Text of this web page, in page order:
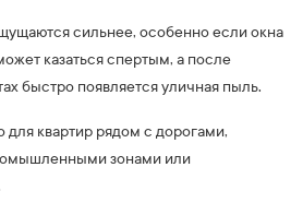
сильнее, особенно если окна
казаться спертым, а после
быстро появляется уличная пыль.
для квартир рядом с дорогами,
зонами или